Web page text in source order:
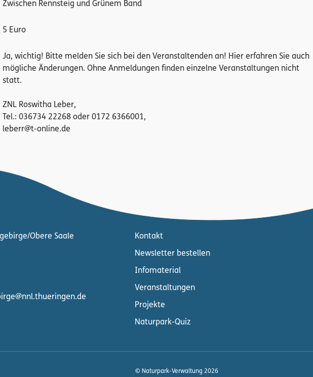
Zwischen Rennsteig und Grünem Band
5 Euro
Ja, wichtig! Bitte melden Sie sich bei den Veranstaltenden an! Hier erfahren Sie auch
mögliche Änderungen. Ohne Anmeldungen finden einzelne Veranstaltungen nicht
statt.
ZNL Roswitha Leber,
Tel.: 036734 22268 oder 0172 6366001,
leberr@t-online.de
Obere Saale
@nnl.thueringen.de
Kontakt
Newsletter bestellen
Infomaterial
Veranstaltungen
Projekte
Naturpark-Quiz
© Naturpark-Verwaltung 2026